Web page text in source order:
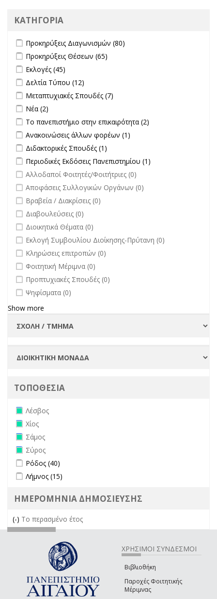
ΚΑΤΗΓΟΡΙΑ
Apply Προκηρύξεις Διαγωνισμών filter
Προκηρύξεις Διαγωνισμών (80)
Apply Προκηρύξεις Θέσεων filter
Προκηρύξεις Θέσεων (65)
Apply Εκλογές filter
Εκλογές (45)
Apply Δελτία Τύπου filter
Δελτία Τύπου (12)
Apply Μεταπτυχιακές Σπουδές filter
Μεταπτυχιακές Σπουδές (7)
Apply Νέα filter
Νέα (2)
Apply Το πανεπιστήμιο στην επικαιρότητα filter
Το πανεπιστήμιο στην επικαιρότητα (2)
Apply Ανακοινώσεις άλλων φορέων filter
Ανακοινώσεις άλλων φορέων (1)
Apply Διδακτορικές Σπουδές filter
Διδακτορικές Σπουδές (1)
Apply Περιοδικές Εκδόσεις Πανεπιστημίου filter
Περιοδικές Εκδόσεις Πανεπιστημίου (1)
undefined
Αλλοδαποί Φοιτητές/Φοιτήτριες (0)
undefined
Αποφάσεις Συλλογικών Οργάνων (0)
undefined
Βραβεία / Διακρίσεις (0)
undefined
Διαβουλεύσεις (0)
undefined
Διοικητικά Θέματα (0)
undefined
Εκλογή Συμβουλίου Διοίκησης-Πρύτανη (0)
undefined
Κληρώσεις επιτροπών (0)
undefined
Φοιτητική Μέριμνα (0)
undefined
Προπτυχιακές Σπουδές (0)
undefined
Ψηφίσματα (0)
Show more
ΤΟΠΟΘΕΣΙΑ
Remove Λέσβος filter
Λέσβος
Remove Χίος filter
Χίος
Remove Σάμος filter
Σάμος
Remove Σύρος filter
Σύρος
Apply Ρόδος filter
Ρόδος (40)
Apply Λήμνος filter
Λήμνος (15)
ΗΜΕΡΟΜΗΝΙΑ ΔΗΜΟΣΙΕΥΣΗΣ
(-) Remove Το περασμένο έτος filter
Το περασμένο έτος
ΧΡΗΣΙΜΟΙ ΣΥΝΔΕΣΜΟΙ
Βιβλιοθήκη
Παροχές Φοιτητικής
Μέριμνας